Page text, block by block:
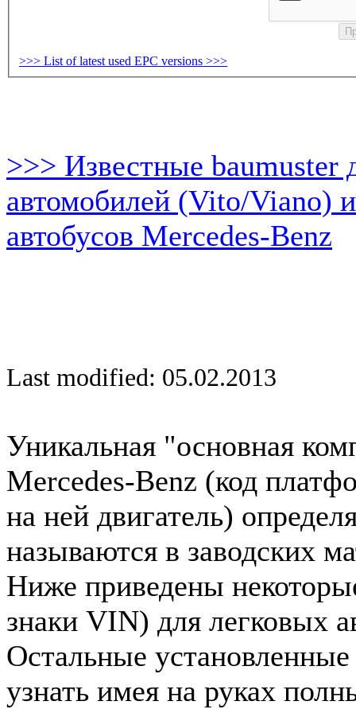
>>> List of latest used EPC versions >>>
>>> Известные baumuster
автомобилей (Vito/Viano)
автобусов Mercedes-Benz
Last modified: 05.02.2013
Уникальная "основная
Mercedes-Benz (код
на ней двигатель)
называются в заводских
Ниже приведены
знаки VIN) для легковых
Остальные
узнать имея на руках